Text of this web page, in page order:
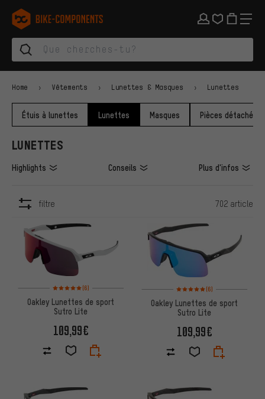
Aller à la navigation principale
Aller à la navigation des catégories
Aller au contenu
Aller aux marques et à la newsletter
Aller au pied de page
bike-components.de Page d'accueil
Home Vêtements Lunettes & Masques Lunettes
Étuis à lunettes Lunettes Masques Pièces détachées
LUNETTES
Highlights Conseils Plus d'infos
filtre 702 article
ARTICLES
Note moyenne : 5 sur 5 d'après 6 avis
(6)
Oakley Lunettes de sport
Sutro Lite
109,99€
Note moyenne : 5 sur 5
(6)
Oakley Lunettes de sport
Sutro Lite
109,99€